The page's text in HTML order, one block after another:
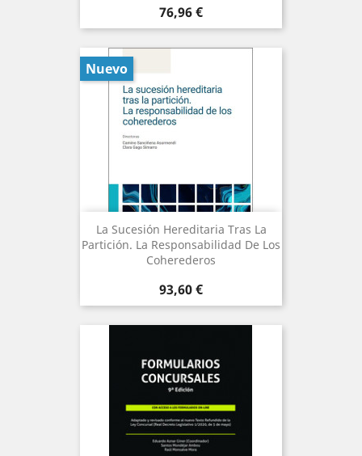
Precio
76,96 €
La Sucesión Hereditaria Tras La
Partición. La Responsabilidad De Los
Coherederos
Precio
93,60 €
Nuevo